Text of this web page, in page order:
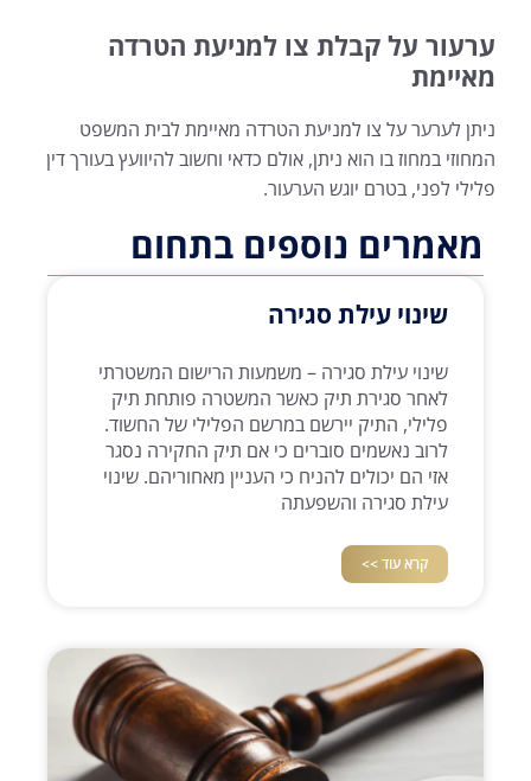
ערעור על קבלת צו למניעת הטרדה
מאיימת
ניתן לערער על צו למניעת הטרדה מאיימת לבית המשפט
המחוזי במחוז בו הוא ניתן, אולם כדאי וחשוב להיוועץ בעורך דין
פלילי לפני, בטרם יוגש הערעור.
מאמרים נוספים בתחום
שינוי עילת סגירה
שינוי עילת סגירה – משמעות הרישום המשטרתי
לאחר סגירת תיק כאשר המשטרה פותחת תיק
פלילי, התיק יירשם במרשם הפלילי של החשוד.
לרוב נאשמים סוברים כי אם תיק החקירה נסגר
אזי הם יכולים להניח כי העניין מאחוריהם. שינוי
עילת סגירה והשפעתה
קרא עוד >>